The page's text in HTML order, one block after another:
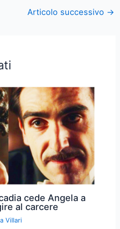
Articolo successivo →
cede Angela a
al carcere
Villari